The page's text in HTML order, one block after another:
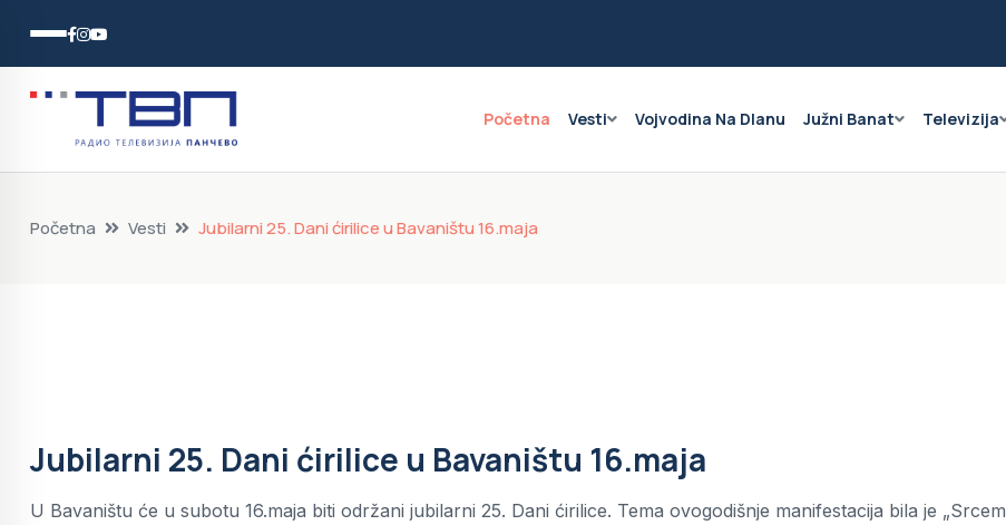
Početna Vesti Vojvodina Na Dlanu Južni Banat Televizija
Početna Vesti Jubilarni 25. Dani ćirilice u Bavaništu 16.maja
Jubilarni 25. Dani ćirilice u Bavaništu 16.maja
U Bavaništu će u subotu 16.maja biti održani jubilarni 25. Dani ćirilice. Tema ovogodišnje manifestacija bila je „Srcem